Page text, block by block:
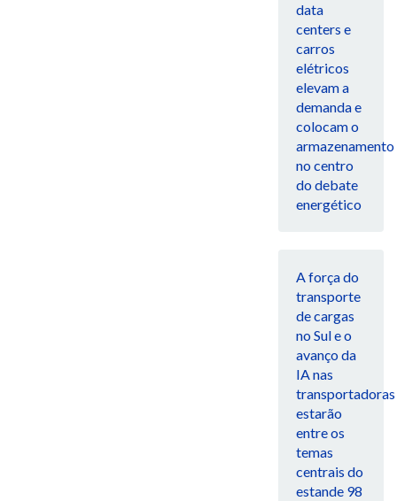
data
centers e
carros
elétricos
elevam a
demanda e
colocam o
armazenamento
no centro
do debate
energético
A força do
transporte
de cargas
no Sul e o
avanço da
IA nas
transportadoras
estarão
entre os
temas
centrais do
estande 98